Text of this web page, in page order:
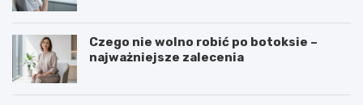
Czego nie wolno robić po botoksie –
najważniejsze zalecenia